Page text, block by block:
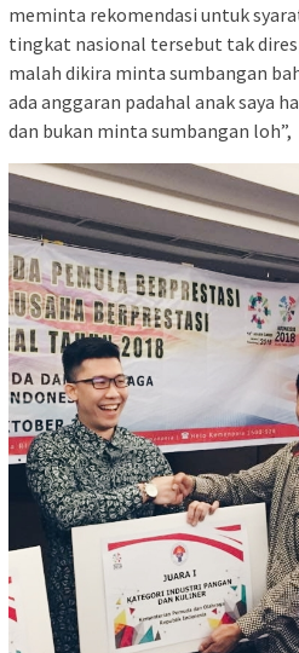
meminta rekomendasi untuk
tingkat nasional tersebut tak
malah dikira minta sumbangan
ada anggaran padahal anak saya
dan bukan minta sumbangan